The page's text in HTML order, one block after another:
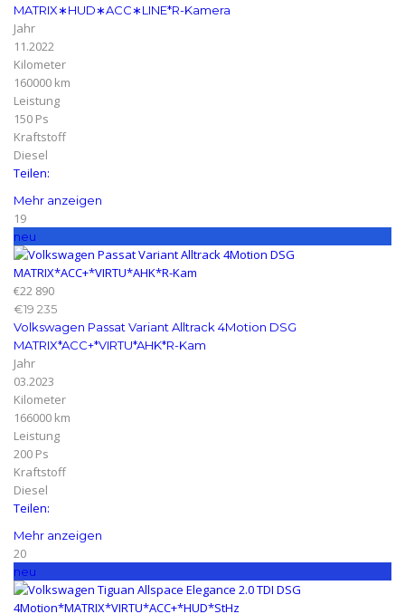
MATRIX∗HUD∗ACC∗LINE*R-Kamera
Jahr
11.2022
Kilometer
160000 km
Leistung
150 Ps
Kraftstoff
Diesel
Teilen:
Mehr anzeigen
19
neu
€22 890
€19 235
Volkswagen Passat Variant Alltrack 4Motion DSG
MATRIX*ACC+*VIRTU*AHK*R-Kam
Jahr
03.2023
Kilometer
166000 km
Leistung
200 Ps
Kraftstoff
Diesel
Teilen:
Mehr anzeigen
20
neu